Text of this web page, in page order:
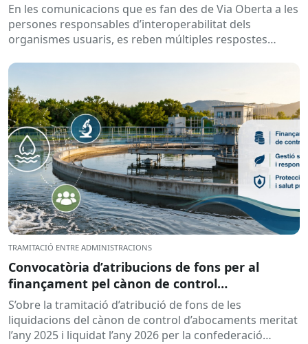
En les comunicacions que es fan des de Via Oberta a les
persones responsables d’interoperabilitat dels
organismes usuaris, es reben múltiples respostes
TRAMITACIÓ ENTRE ADMINISTRACIONS
Convocatòria d’atribucions de fons per al
finançament pel cànon de control
d’abocaments meritat l’any 2025 i liquidat l’any
2026
S’obre la tramitació d’atribució de fons de les
liquidacions del cànon de control d’abocaments meritat
l’any 2025 i liquidat l’any 2026 per la confederació